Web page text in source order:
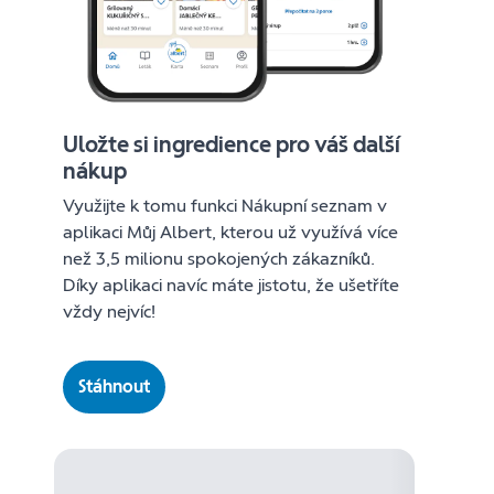
Uložte si ingredience pro váš další
nákup
Využijte k tomu funkci Nákupní seznam v
aplikaci Můj Albert, kterou už využívá více
než 3,5 milionu spokojených zákazníků.
Díky aplikaci navíc máte jistotu, že ušetříte
vždy nejvíc!
Stáhnout